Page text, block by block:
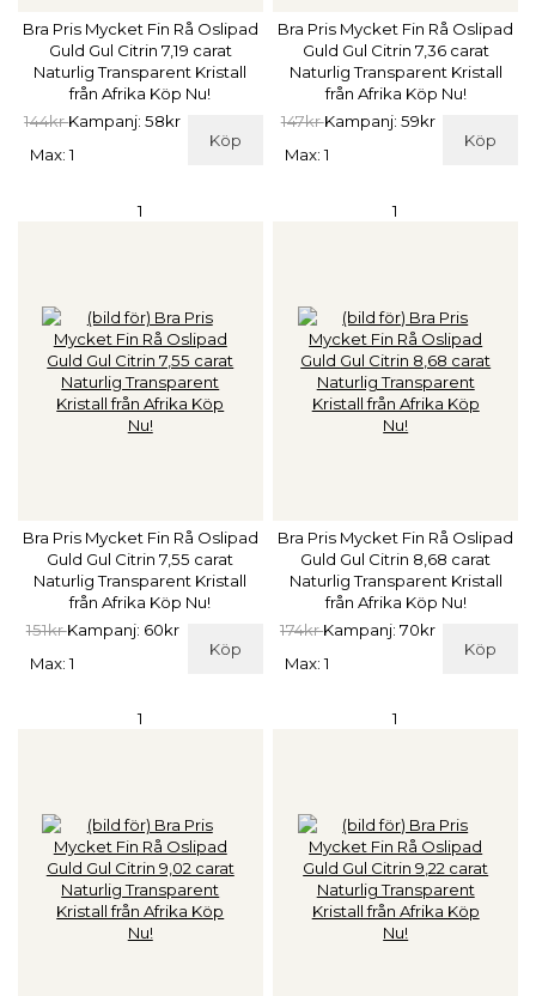
Bra Pris Mycket Fin Rå Oslipad
Guld Gul Citrin 7,19 carat
Naturlig Transparent Kristall
från Afrika Köp Nu!
144krKampanj: 58kr
Köp
Max: 1
Bra Pris Mycket Fin Rå Oslipad
Guld Gul Citrin 7,36 carat
Naturlig Transparent Kristall
från Afrika Köp Nu!
147krKampanj: 59kr
Köp
Max: 1
1
Bra Pris Mycket Fin Rå Oslipad
Guld Gul Citrin 7,55 carat
Naturlig Transparent Kristall
från Afrika Köp Nu!
151krKampanj: 60kr
Köp
Max: 1
1
Bra Pris Mycket Fin Rå Oslipad
Guld Gul Citrin 8,68 carat
Naturlig Transparent Kristall
från Afrika Köp Nu!
174krKampanj: 70kr
Köp
Max: 1
1 1